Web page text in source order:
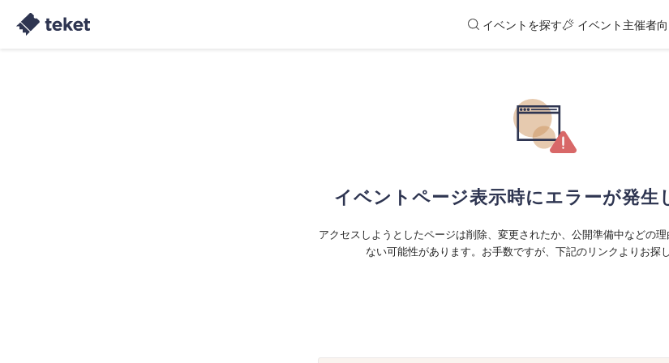
イベントを探す イベント主催者
イベントページ表示時にエラーが発生
アクセスしようとしたページは削除、変更されたか、公開準備中などの
ない可能性があります。お手数ですが、下記のリンクよりお探